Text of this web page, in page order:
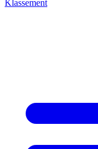
Klassement